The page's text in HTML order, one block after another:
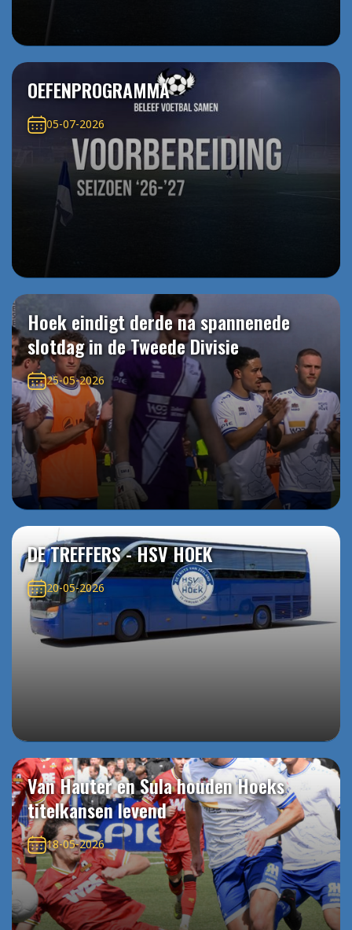
OEFENPROGRAMMA
05-07-2026
Hoek eindigt derde na spannenede
slotdag in de Tweede Divisie
25-05-2026
DE TREFFERS - HSV HOEK
20-05-2026
Van Hauter en Sula houden Hoeks
titelkansen levend
18-05-2026